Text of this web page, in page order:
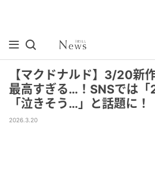
【マクドナルド】3/20新
最高すぎる…！SNSでは「
「泣きそう…」と話題に！
2026.3.20